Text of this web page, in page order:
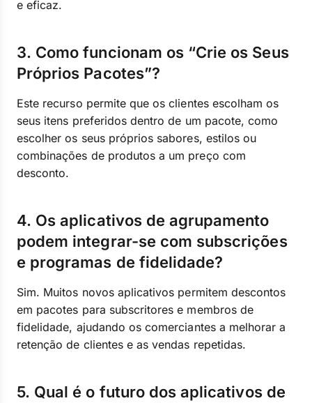
e eficaz.
3. Como funcionam os “Crie os Seus
Próprios Pacotes”?
Este recurso permite que os clientes escolham os
seus itens preferidos dentro de um pacote, como
escolher os seus próprios sabores, estilos ou
combinações de produtos a um preço com
desconto.
4. Os aplicativos de agrupamento
podem integrar-se com subscrições
e programas de fidelidade?
Sim. Muitos novos aplicativos permitem descontos
em pacotes para subscritores e membros de
fidelidade, ajudando os comerciantes a melhorar a
retenção de clientes e as vendas repetidas.
5. Qual é o futuro dos aplicativos de